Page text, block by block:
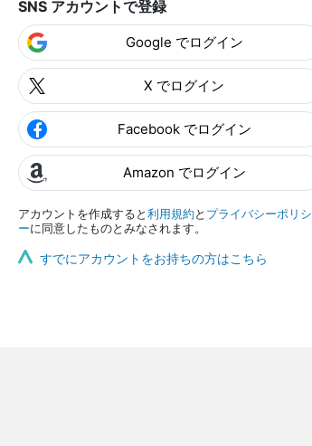
SNS アカウントで登録
Google でログイン
X でログイン
Facebook でログイン
Amazon でログイン
アカウントを作成すると 利用規約 と プライバシーポリシ
ーに同意したものとみなされます。
すでにアカウントをお持ちの方はこちら